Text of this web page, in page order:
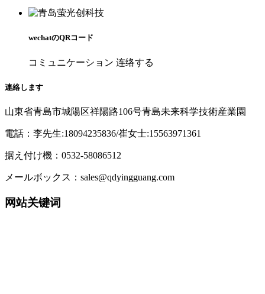
wechatのQRコード
コミュニケーション 连络する
連絡します
山東省青島市城陽区祥陽路106号青島未来科学技術産業園
電話：李先生:18094235836/崔女士:15563971361
据え付け機：0532-58086512
メールボックス：sales@qdyingguang.com
网站关键词